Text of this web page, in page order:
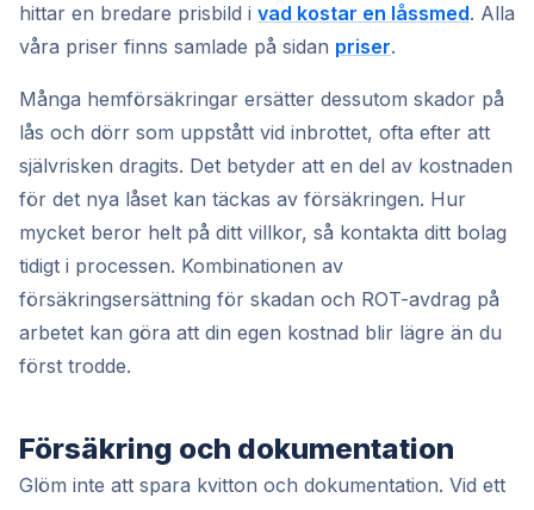
hittar en bredare prisbild i vad kostar en låssmed. Alla
våra priser finns samlade på sidan priser.
Många hemförsäkringar ersätter dessutom skador på
lås och dörr som uppstått vid inbrottet, ofta efter att
självrisken dragits. Det betyder att en del av kostnaden
för det nya låset kan täckas av försäkringen. Hur
mycket beror helt på ditt villkor, så kontakta ditt bolag
tidigt i processen. Kombinationen av
försäkringsersättning för skadan och ROT-avdrag på
arbetet kan göra att din egen kostnad blir lägre än du
först trodde.
Försäkring och dokumentation
Glöm inte att spara kvitton och dokumentation. Vid ett